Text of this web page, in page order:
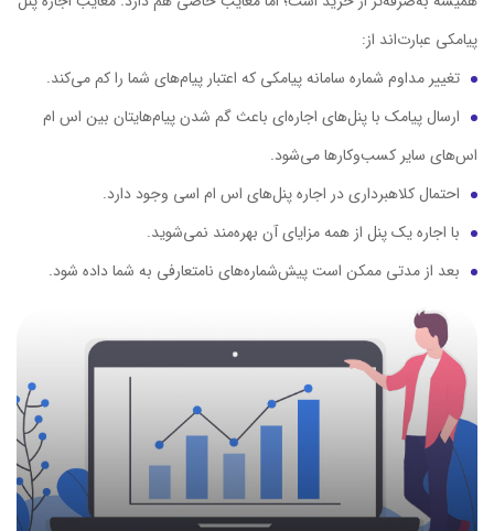
پیامکی عبارت‌اند از:
تغییر مداوم شماره سامانه پیامکی که اعتبار پیام‌های شما را کم می‌کند.
ارسال پیامک با پنل‌های اجاره‌ای باعث گم شدن پیام‌هایتان بین اس ام
اس‌های سایر کسب‌وکارها می‌شود.
احتمال کلاهبرداری در اجاره پنل‌های اس ام اسی وجود دارد.
با اجاره یک پنل از همه مزایای آن بهره‌مند نمی‌شوید.
بعد از مدتی ممکن است پیش‌شماره‌های نامتعارفی به شما داده شود.